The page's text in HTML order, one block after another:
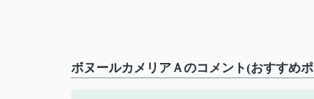
ボヌールカメリアＡのコメント(おすすめ